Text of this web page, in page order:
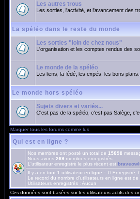
Les autres trous
Les sorties, l'activité, et l'avancement des
La spéléo dans le reste du monde
Les sorties "loin de chez nous"
L'organisation et les comptes rendus des
Le monde de la spéléo
Les liens, la fédé, les expés, les bons
Le monde hors spéléo
Sujets divers et variés...
C'est pas de la spéléo, c'est pas Salège,
Marquer tous les forums comme lus
Qui est en ligne ?
Nos membres ont posté un total de 15898
Nous avons 269 membres enregistrés
L'utilisateur enregistré le plus récent est
Il y a en tout 1 utilisateur en ligne :: 0
Le record du nombre d'utilisateurs en ligne est de
Utilisateurs enregistrés : Aucun
Ces données sont basées sur les utilisateurs actifs des